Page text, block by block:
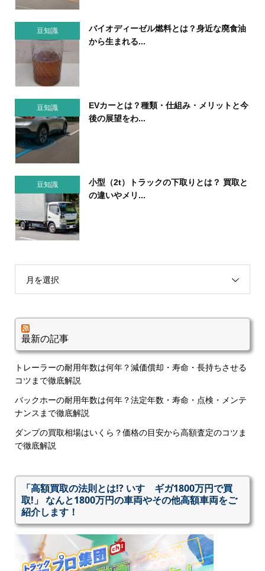
豆知識
バイオディーゼル燃料とは？身近な廃食油
から生まれる...
豆知識
EVカーとは？種類・仕組み・メリットと今
後の展望をわ...
豆知識
小型（2t）トラックの下取りとは？ 買取と
の違いやメリ...
月を選択
最新の記事
トレーラーの耐用年数は何年？減価償却・寿命・長持ちさせる
コツまで徹底解説
バックホーの耐用年数は何年？法定年数・寿命・点検・メンテ
ナンスまで徹底解説
ダンプの買取相場はいくら？価格の目安から高額査定のコツま
で徹底解説
「高額買取の法則とは!? いすゞギガ1800万円で買
取!」 なんと1800万円の車両やその他高額車両をご
紹介します！